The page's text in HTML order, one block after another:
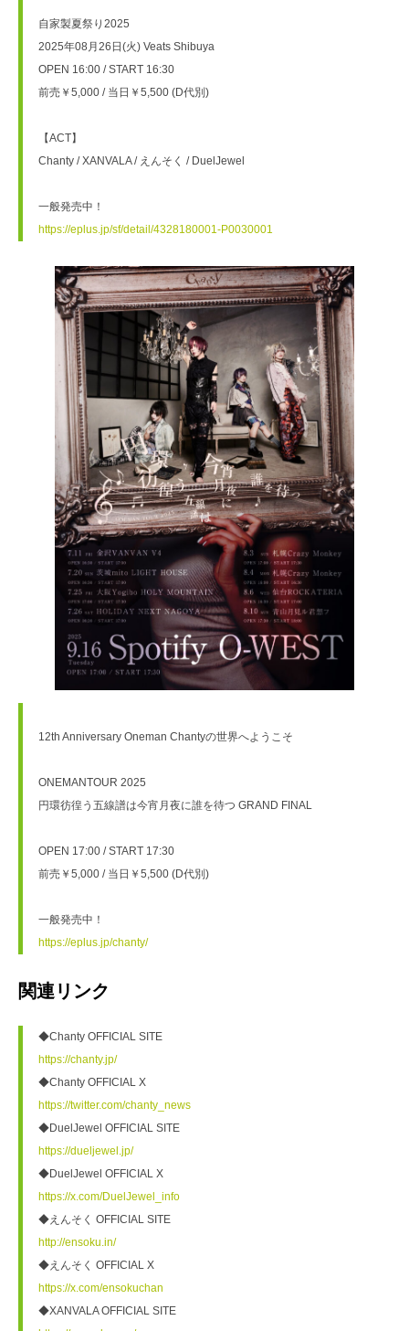
⾃家製夏祭り2025
2025年08月26日(火) Veats Shibuya
OPEN 16:00 / START 16:30
前売￥5,000 / 当日￥5,500 (D代別)
【ACT】
Chanty / XANVALA / えんそく / DuelJewel
一般発売中！
https://eplus.jp/sf/detail/4328180001-P0030001
12th Anniversary Oneman Chantyの世界へようこそ
ONEMANTOUR 2025
円環彷徨う五線譜は今宵月夜に誰を待つ GRAND FINAL
OPEN 17:00 / START 17:30
前売￥5,000 / 当日￥5,500 (D代別)
一般発売中！
https://eplus.jp/chanty/
関連リンク
◆Chanty OFFICIAL SITE
https://chanty.jp/
◆Chanty OFFICIAL X
https://twitter.com/chanty_news
◆DuelJewel OFFICIAL SITE
https://dueljewel.jp/
◆DuelJewel OFFICIAL X
https://x.com/DuelJewel_info
◆えんそく OFFICIAL SITE
http://ensoku.in/
◆えんそく OFFICIAL X
https://x.com/ensokuchan
◆XANVALA OFFICIAL SITE